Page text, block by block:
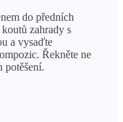
do předních
zahrady s
a vysaďte
Řekněte ne
potěšení.